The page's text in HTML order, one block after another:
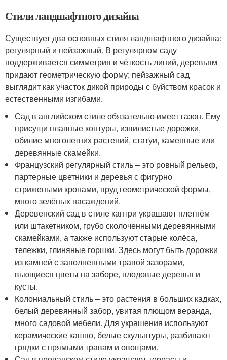
Стили ландшафтного дизайна
Существует два основных стиля ландшафтного дизайна:
регулярный и пейзажный. В регулярном саду
поддерживается симметрия и чёткость линий, деревьям
придают геометрическую форму; пейзажный сад
выглядит как участок дикой природы с буйством красок и
естественными изгибами.
Сад в английском стиле обязательно имеет газон. Ему
присущи плавные контуры, извилистые дорожки,
обилие многолетних растений, статуи, каменные или
деревянные скамейки.
Французский регулярный стиль – это ровный рельеф,
партерные цветники и деревья с фигурно
стрижеными кронами, пруд геометрической формы,
много зелёных насаждений.
Деревенский сад в стиле кантри украшают плетнём
или штакетником, грубо сколоченными деревянными
скамейками, а также используют старые колёса,
тележки, глиняные горшки. Здесь могут быть дорожки
из камней с заполненными травой зазорами,
вьющиеся цветы на заборе, плодовые деревья и
кусты.
Колониальный стиль – это растения в больших кадках,
белый деревянный забор, увитая плющом веранда,
много садовой мебели. Для украшения используют
керамические кашпо, белые скульптуры, разбивают
грядки с прямыми травам и овощами.